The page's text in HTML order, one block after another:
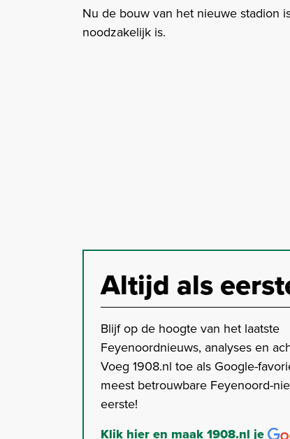
Nu de bouw van het nieuwe stadion
noodzakelijk is.
Altijd als
Blijf op de hoogte van het laatste
Feyenoordnieuws, analyses en
Voeg 1908.nl toe als Google-
meest betrouwbare Feyenoord-
eerste!
Klik hier en maak 1908.nl je